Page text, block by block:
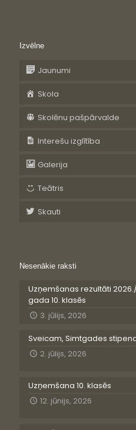
Izvēlne
Jaunumi
Skola
Skolēnu pašpārvalde
Interešu izglītība
Galerija
Teātris
Skauti
Nesenākie raksti
Uzņemšanas rezultāti
gada 10. klasēs
3. jūlijs, 2026
Sveicam, Simtgades
2. jūlijs, 2026
Uzņemšana 10. klasēs
12. jūnijs, 2026